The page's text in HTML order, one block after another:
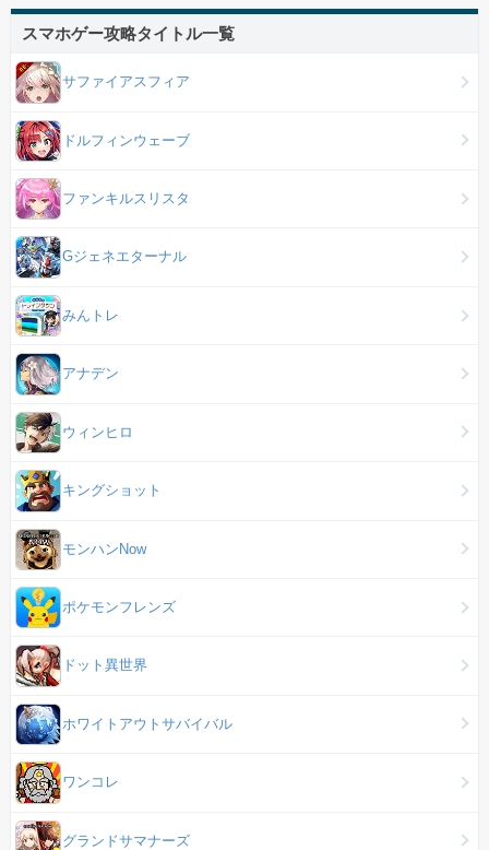
スマホゲー攻略タイトル一覧
サファイアスフィア
ドルフィンウェーブ
ファンキルスリスタ
Gジェネエターナル
みんトレ
アナデン
ウィンヒロ
キングショット
モンハンNow
ポケモンフレンズ
ドット異世界
ホワイトアウトサバイバル
ワンコレ
グランドサマナーズ